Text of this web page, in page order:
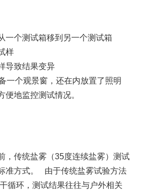
一个测试箱移到另一个测试箱
样
导致结果变异
一个观景窗，还在内放置了照明
便地监控测试情况。
，传统盐雾（35度连续盐雾）测试
准方式。 由于传统盐雾试验方法
循环，测试结果往往与户外相关